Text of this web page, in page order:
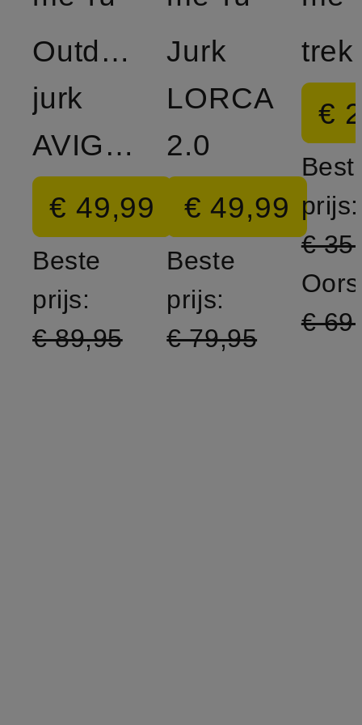
Outdoor
jurk
AVIGNON
€ 49,99
Beste
prijs:
€ 89,95
Jurk
LORCA
2.0
€ 49,99
Beste
prijs:
€ 79,95
€
prijs:
€
€